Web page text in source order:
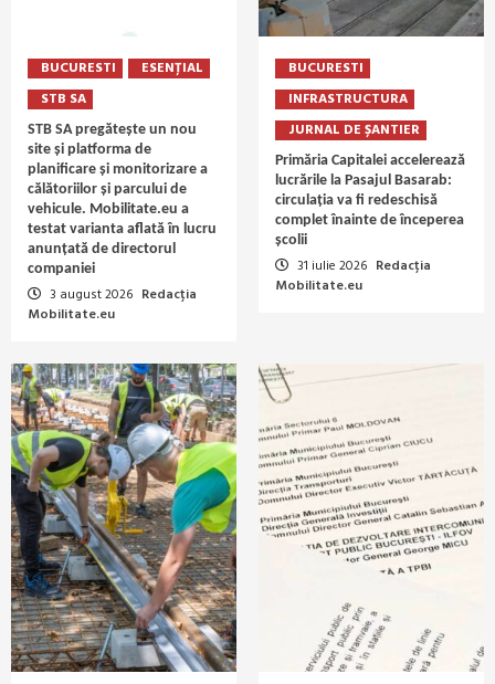
BUCURESTI
ESENȚIAL
STB SA
STB SA pregătește un nou
site și platforma de
planificare și monitorizare a
călătoriilor și parcului de
vehicule. Mobilitate.eu a
testat varianta aflată în lucru
anunțată de directorul
companiei
3 august 2026 Redacția
Mobilitate.eu
BUCURESTI
INFRASTRUCTURA
JURNAL DE ȘANTIER
Primăria Capitalei accelerează
lucrările la Pasajul Basarab:
circulația va fi redeschisă
complet înainte de începerea
școlii
31 iulie 2026 Redacția
Mobilitate.eu